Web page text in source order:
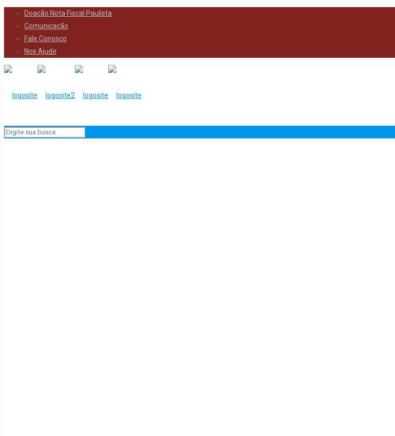
Doação Nota Fiscal Paulista
Comunicação
Fale Conosco
Nos Ajude